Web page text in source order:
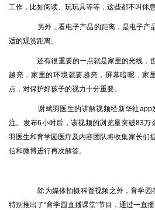
工作，比如阅读、玩玩具等等，这些都不叫休
另外，看电子产品的距离，是电子产
适的观赏距离。
还有很重要的一点就是家里的光线，
越亮，家里的环境就要越亮，屏幕暗呢，家
点，对保护好孩子的视力十分重要。
谢斌羽医生的讲解视频经新华社app
注。发布6小时后，该视频的浏览量突破83万
羽医生和育学园医疗及内容团队将收集家长们
信和微博进行再次解答。
除为媒体拍摄科普视频之外，育学园
特别推出了“育学园直播课堂”节目，通过一直